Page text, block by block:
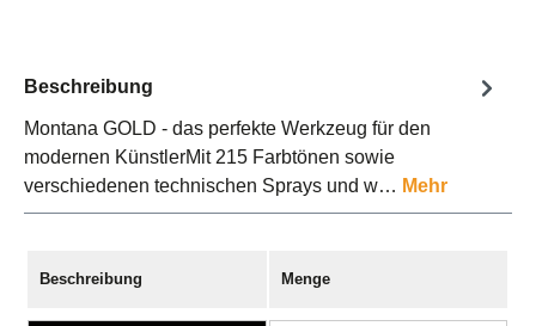
Beschreibung
Montana GOLD - das perfekte Werkzeug für den
modernen KünstlerMit 215 Farbtönen sowie
verschiedenen technischen Sprays und w… Mehr
Beschreibung Menge